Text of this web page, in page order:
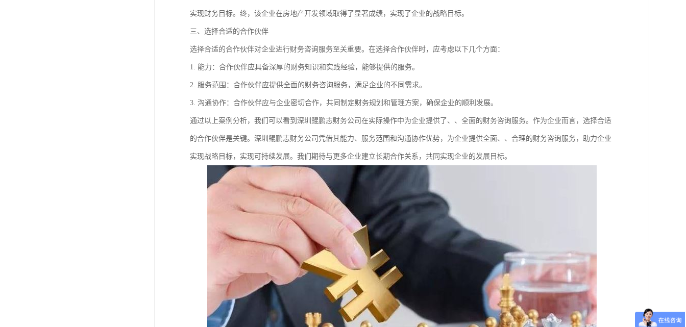
实现财务目标。终，该企业在房地产开发领域取得了显著成绩，实现了企业的战略目标。
三、选择合适的合作伙伴
选择合适的合作伙伴对企业进行财务咨询服务至关重要。在选择合作伙伴时，应考虑以下几个方面：
1. 能力：合作伙伴应具备深厚的财务知识和实践经验，能够提供的服务。
2. 服务范围：合作伙伴应提供全面的财务咨询服务，满足企业的不同需求。
3. 沟通协作：合作伙伴应与企业密切合作，共同制定财务规划和管理方案，确保企业的顺利发展。
通过以上案例分析，我们可以看到深圳鲲鹏志财务公司在实际操作中为企业提供了、、全面的财务咨询服务。作为企业而言，选择合适
的合作伙伴是关键。深圳鲲鹏志财务公司凭借其能力、服务范围和沟通协作优势，为企业提供全面、、合理的财务咨询服务，助力企业
实现战略目标，实现可持续发展。我们期待与更多企业建立长期合作关系，共同实现企业的发展目标。